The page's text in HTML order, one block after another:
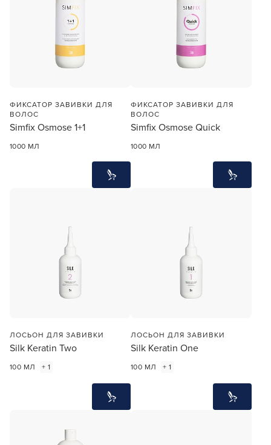
ФИКСАТОР ЗАВИВКИ ДЛЯ
ВОЛОС
Simfix Osmose 1+1
1000 МЛ
ФИКСАТОР ЗАВИВКИ ДЛЯ
ВОЛОС
Simfix Osmose Quick
1000 МЛ
ЛОСЬОН ДЛЯ ЗАВИВКИ
Silk Keratin Two
100 МЛ + 1
ЛОСЬОН ДЛЯ ЗАВИВКИ
Silk Keratin One
100 МЛ + 1